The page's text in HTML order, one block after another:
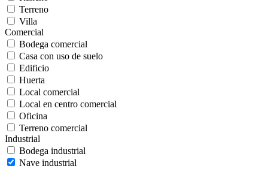
Terreno
Villa
Comercial
Bodega comercial
Casa con uso de suelo
Edificio
Huerta
Local comercial
Local en centro comercial
Oficina
Terreno comercial
Industrial
Bodega industrial
Nave industrial